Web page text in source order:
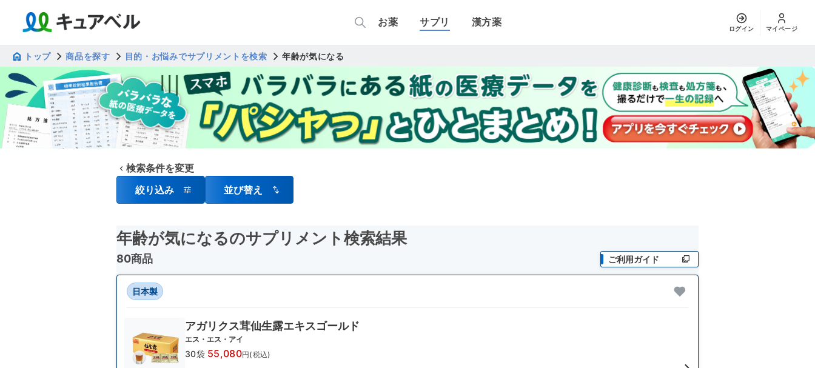
お薬 サプリ 漢方薬
ログイン マイページ
トップ 商品を探す 目的・お悩みでサプリメントを検索 年齢が気になる
検索条件を変更
絞り込み
並び替え
年齢が気になるのサプリメント検索結果
80商品 ご利用ガイド
日本製
アガリクス茸仙生露エキスゴールド
エス・エス・アイ
30袋 55,080円(税込)